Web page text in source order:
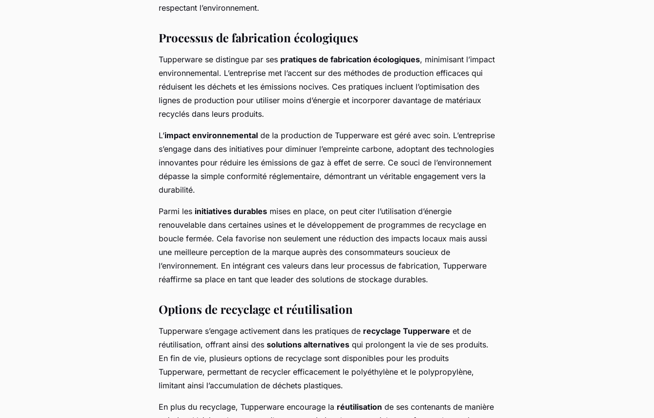
respectant l’environnement.
Processus de fabrication écologiques
Tupperware se distingue par ses pratiques de fabrication écologiques, minimisant l’impact
environnemental. L’entreprise met l’accent sur des méthodes de production efficaces qui
réduisent les déchets et les émissions nocives. Ces pratiques incluent l’optimisation des
lignes de production pour utiliser moins d’énergie et incorporer davantage de matériaux
recyclés dans leurs produits.
L’impact environnemental de la production de Tupperware est géré avec soin. L’entreprise
s’engage dans des initiatives pour diminuer l’empreinte carbone, adoptant des technologies
innovantes pour réduire les émissions de gaz à effet de serre. Ce souci de l’environnement
dépasse la simple conformité réglementaire, démontrant un véritable engagement vers la
durabilité.
Parmi les initiatives durables mises en place, on peut citer l’utilisation d’énergie
renouvelable dans certaines usines et le développement de programmes de recyclage en
boucle fermée. Cela favorise non seulement une réduction des impacts locaux mais aussi
une meilleure perception de la marque auprès des consommateurs soucieux de
l’environnement. En intégrant ces valeurs dans leur processus de fabrication, Tupperware
réaffirme sa place en tant que leader des solutions de stockage durables.
Options de recyclage et réutilisation
Tupperware s’engage activement dans les pratiques de recyclage Tupperware et de
réutilisation, offrant ainsi des solutions alternatives qui prolongent la vie de ses produits.
En fin de vie, plusieurs options de recyclage sont disponibles pour les produits
Tupperware, permettant de recycler efficacement le polyéthylène et le polypropylène,
limitant ainsi l’accumulation de déchets plastiques.
En plus du recyclage, Tupperware encourage la réutilisation de ses contenants de manière